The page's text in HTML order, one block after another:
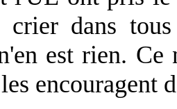
dans
est rien. Ce
encouragent